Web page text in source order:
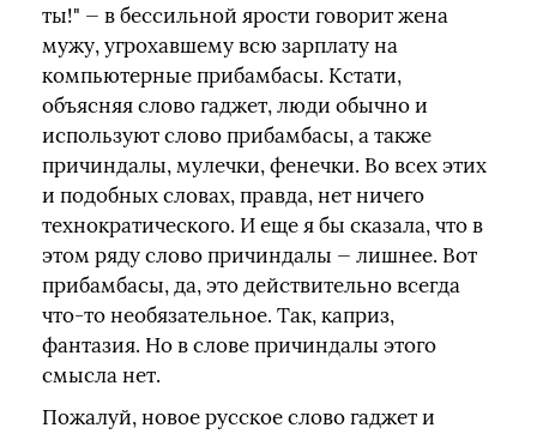
ты!" — в бессильной ярости говорит жена
мужу, угрохавшему всю зарплату на
компьютерные прибамбасы. Кстати,
объясняя слово гаджет, люди обычно и
используют слово прибамбасы, а также
причиндалы, мулечки, фенечки. Во всех этих
и подобных словах, правда, нет ничего
технократического. И еще я бы сказала, что в
этом ряду слово причиндалы — лишнее. Вот
прибамбасы, да, это действительно всегда
что-то необязательное. Так, каприз,
фантазия. Но в слове причиндалы этого
смысла нет.
Пожалуй, новое русское слово гаджет и